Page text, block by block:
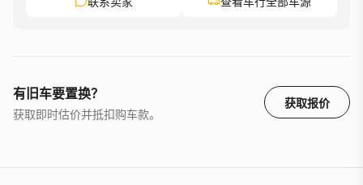
有旧车要置换？
获取即时估价并抵扣购车款。
获取报价